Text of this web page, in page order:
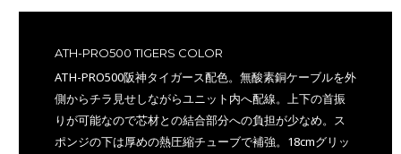
ATH-PRO500 TIGERS COLOR
ATH-PRO500阪神タイガース配色。無酸素銅ケーブルを外
側からチラ見せしながらユニット内へ配線。上下の首振
りが可能なので芯材との結合部分への負担が少なめ。ス
ポンジの下は厚めの熱圧縮チューブで補強。18cmグリッ